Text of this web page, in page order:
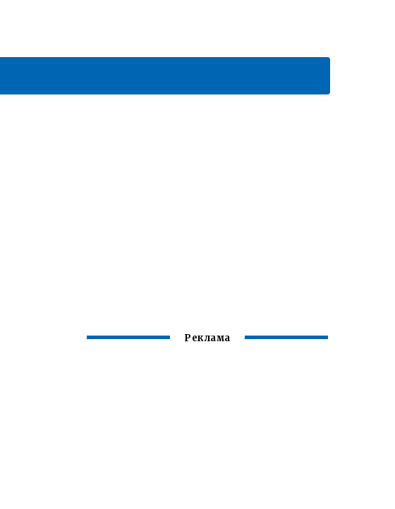
Реклама